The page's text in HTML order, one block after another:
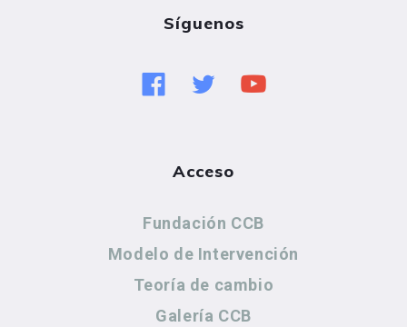
Síguenos
Acceso
Fundación CCB
Modelo de Intervención
Teoría de cambio
Galería CCB